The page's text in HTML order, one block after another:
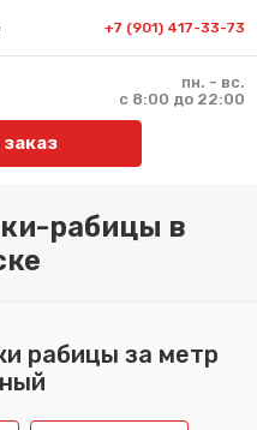
+7 (901) 417-33-73
пн. - вс.
с 8:00 до 22:00
рабицы в
рабицы за метр